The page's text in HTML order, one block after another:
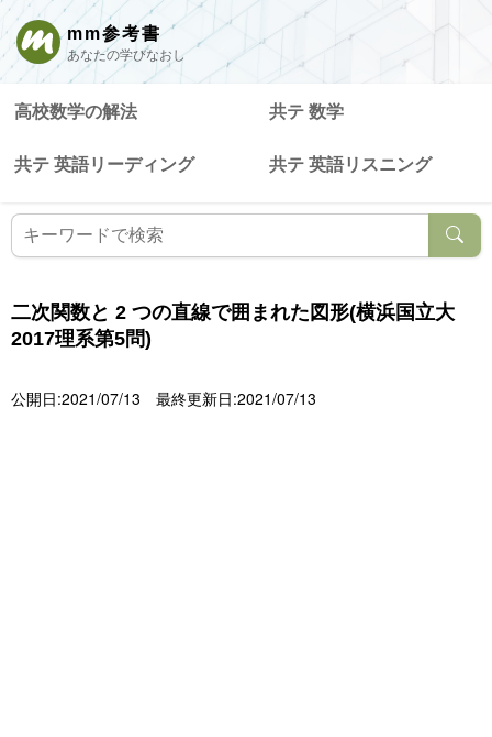
mm参考書
あなたの学びなおし
高校数学の解法 共テ 数学
共テ 英語リーディング 共テ 英語リスニング
二次関数と 2 つの直線で囲まれた図形(横浜国立大
2017理系第5問)
公開日:2021/07/13 最終更新日:2021/07/13